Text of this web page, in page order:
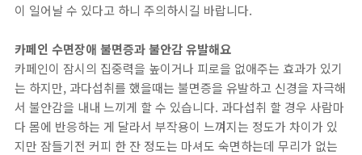
이 일어날 수 있다고 하니 주의하시길 바랍니다.
카페인 수면장애 불면증과 불안감 유발해요
카페인이 잠시의 집중력을 높이거나 피로을 없애주는 효과가 있기
는 하지만, 과다섭취를 했을때는 불면증을 유발하고 신경을 자극해
서 불안감을 내내 느끼게 할 수 있습니다. 과다섭취 할 경우 사람마
다 몸에 반응하는 게 달라서 부작용이 느껴지는 정도가 차이가 있
지만 잠들기전 커피 한 잔 정도는 마셔도 숙면하는데 무리가 없는